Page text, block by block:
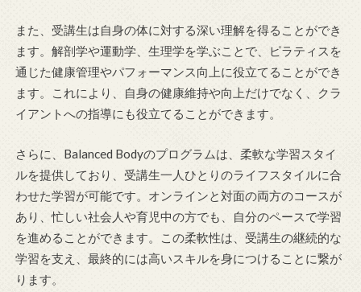
また、受講生は自身の体に対する深い理解を得ることができ
ます。解剖学や運動学、生理学を学ぶことで、ピラティスを
通じた健康管理やパフォーマンス向上に役立てることができ
ます。これにより、自身の健康維持や向上だけでなく、クラ
イアントへの指導にも役立てることができます。
さらに、Balanced Bodyのプログラムは、柔軟な学習スタイ
ルを提供しており、受講生一人ひとりのライフスタイルに合
わせた学習が可能です。オンラインと対面の両方のコースが
あり、忙しい社会人や育児中の方でも、自分のペースで学習
を進めることができます。この柔軟性は、受講生の継続的な
学習を支え、最終的には高いスキルを身につけることに繋が
ります。